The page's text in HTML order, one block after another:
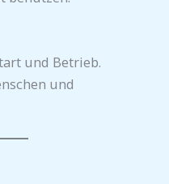
und Betrieb.
und